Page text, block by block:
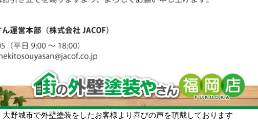
大野城市で外壁塗装をしたお客様より喜びの声を頂戴しております